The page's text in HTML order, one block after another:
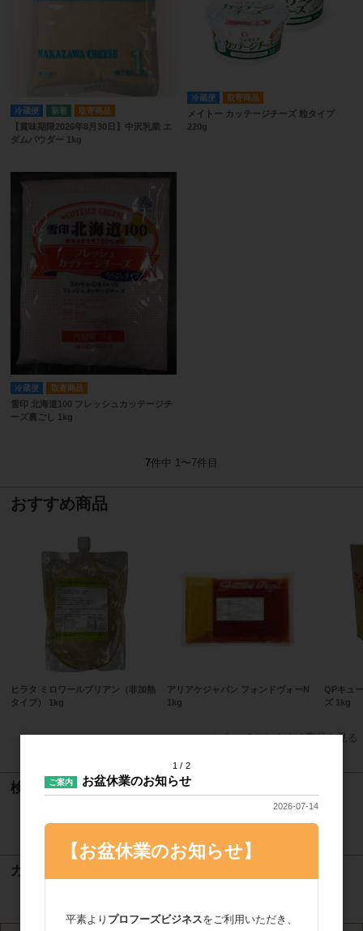
冷蔵便 取寄商品
【賞味期限2026年8月30日】中沢乳業 エ
ダムパウダー 1kg
冷蔵便 取寄商品
メイトー カッテージチーズ 粒タイプ
220g
冷蔵便 取寄商品
雪印 北海道100 フレッシュカッテージチ
ーズ裏ごし 1kg
7件中 1〜7件目
おすすめ商品
ヒラタ ミロワールブリアン（非加熱
タイプ） 1kg
アリアケジャパン フォンドヴォーN
1kg
QPキュ
ズ 1kg
すべてのおすすめ商品を見る
検索
カート
1 2
ご案内 お盆休業のお知らせ
2026-07-14
【お盆休業のお知らせ】
平素より プロフーズビジネスをご利用いただき、